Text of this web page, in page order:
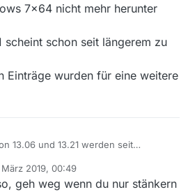
7x64 nicht mehr herunter
scheint schon seit längerem zu
Einträge wurden für eine weitere
13.06 und 13.21 werden seit
scheint schon seit längerem zu
März 2019, 00:49
geh weg wenn du nur stänkern